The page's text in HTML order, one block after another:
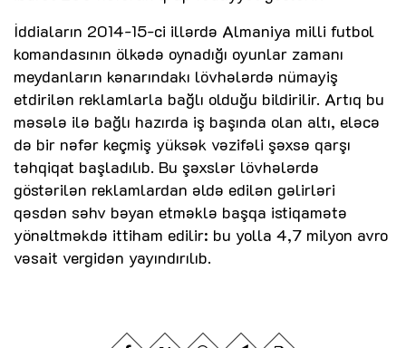
İddiaların 2014-15-ci illərdə Almaniya milli futbol
komandasının ölkədə oynadığı oyunlar zamanı
meydanların kənarındakı lövhələrdə nümayiş
etdirilən reklamlarla bağlı olduğu bildirilir. Artıq bu
məsələ ilə bağlı hazırda iş başında olan altı, eləcə
də bir nəfər keçmiş yüksək vəzifəli şəxsə qarşı
təhqiqat başladılıb. Bu şəxslər lövhələrdə
göstərilən reklamlardan əldə edilən gəlirləri
qəsdən səhv bəyan etməklə başqa istiqamətə
yönəltməkdə ittiham edilir: bu yolla 4,7 milyon avro
vəsait vergidən yayındırılıb.